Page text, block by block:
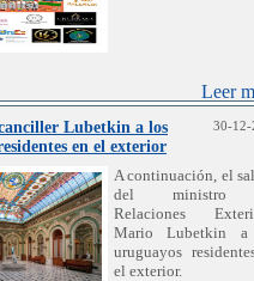
Leer
Lubetkin a los
en el exterior
30-12-
A continuación, el
del ministro
Relaciones
Mario Lubetkin
uruguayos
el exterior.